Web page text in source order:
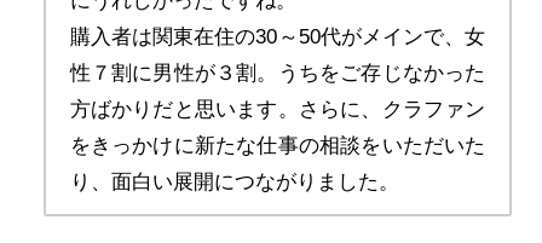
購入者は関東在住の30～50代がメインで、女
性７割に男性が３割。うちをご存じなかった
方ばかりだと思います。さらに、クラファン
をきっかけに新たな仕事の相談をいただいた
り、面白い展開につながりました。